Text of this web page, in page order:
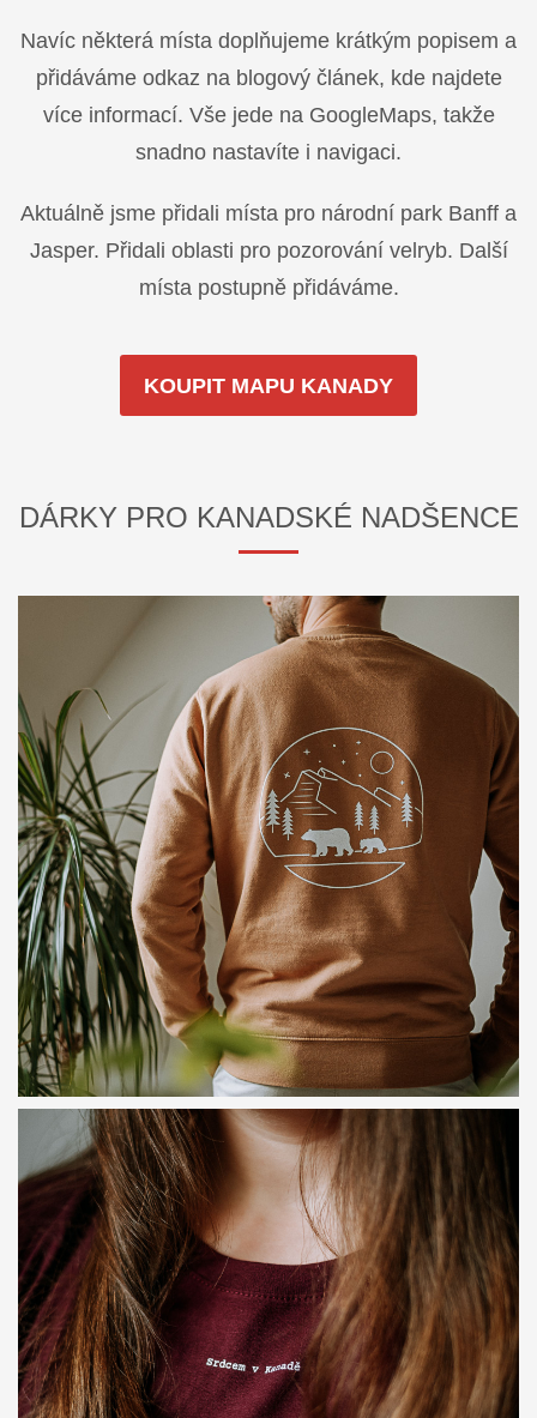
Navíc některá místa doplňujeme krátkým popisem a
přidáváme odkaz na blogový článek, kde najdete
více informací. Vše jede na GoogleMaps, takže
snadno nastavíte i navigaci.
Aktuálně jsme přidali místa pro národní park Banff a
Jasper. Přidali oblasti pro pozorování velryb. Další
místa postupně přidáváme.
KOUPIT MAPU KANADY
DÁRKY PRO KANADSKÉ NADŠENCE